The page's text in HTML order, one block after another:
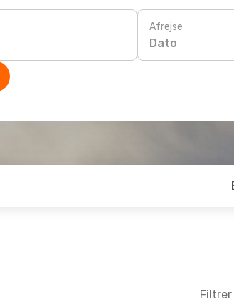
Afrejse
Dato